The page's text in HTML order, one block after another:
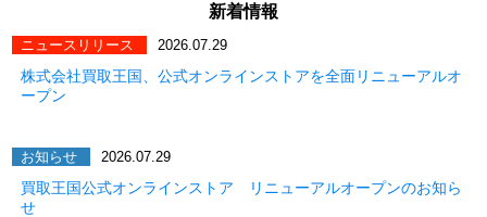
新着情報
ニュースリリース 2026.07.29
株式会社買取王国、公式オンラインストアを全面リニューアルオ
ープン
お知らせ 2026.07.29
買取王国公式オンラインストア リニューアルオープンのお知ら
せ